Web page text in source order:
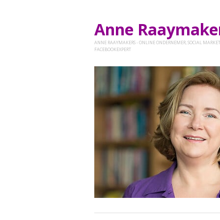
Anne
ANNE RAAYMAKERS - ONLINE ONDERNEMER, SOCIAL
FACEBOOKEXPERT